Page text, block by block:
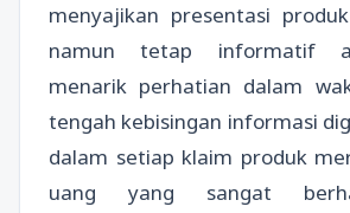
menyajikan presentasi
namun tetap informatif
menarik perhatian dalam
tengah kebisingan informasi
dalam setiap klaim produk
uang yang sangat